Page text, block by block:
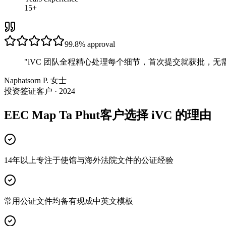
15+
99.8% approval
"iVC 团队全程精心处理每个细节，首次提交就获批，无
Naphatsorn P. 女士
投资签证客户 · 2024
EEC Map Ta Phut客户选择 iVC 的理由
14年以上专注于使馆与海外法院文件的公证经验
常用公证文件均备有现成中英文模板